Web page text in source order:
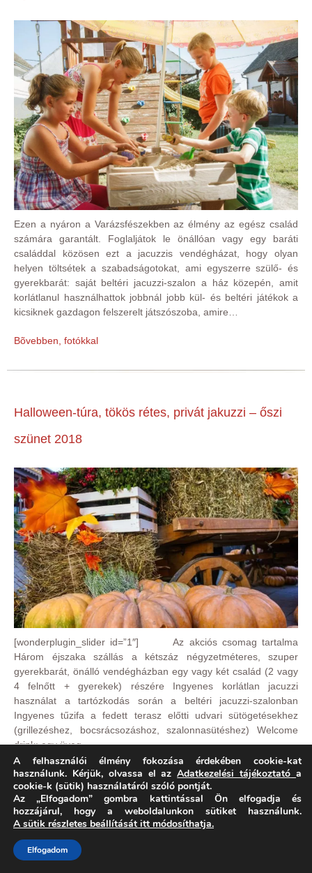
Ezen a nyáron a Varázsfészekben az élmény az egész család
számára garantált. Foglaljátok le önállóan vagy egy baráti
családdal közösen ezt a jacuzzis vendégházat, hogy olyan
helyen töltsétek a szabadságotokat, ami egyszerre szülő- és
gyerekbarát: saját beltéri jacuzzi-szalon a ház közepén, amit
korlátlanul használhattok jobbnál jobb kül- és beltéri játékok a
kicsiknek gazdagon felszerelt játszószoba, amire…
Bõvebben, fotókkal
Halloween-túra, tökös rétes, privát jakuzzi – őszi
szünet 2018
[wonderplugin_slider id=”1″] Az akciós csomag tartalma
Három éjszaka szállás a kétszáz négyzetméteres, szuper
gyerekbarát, önálló vendégházban egy vagy két család (2 vagy
4 felnőtt + gyerekek) részére Ingyenes korlátlan jacuzzi
használat a tartózkodás során a beltéri jacuzzi-szalonban
Ingyenes tűzifa a fedett terasz előtti udvari sütögetésekhez
(grillezéshez, bocsrácsozáshoz, szalonnasütéshez) Welcome
drink: egy üveg…
Bõvebben, fotókkal
Mesebeli advent 2019
A felhasználói élmény fokozása érdekében cookie-kat
használunk. Kérjük, olvassa el azAdatkezelési tájékoztató a
cookie-k (sütik) használatáról szóló pontját.
Az „Elfogadom” gombra kattintással Ön elfogadja és
hozzájárul, hogy a weboldalunkon sütiket használunk.
A sütik részletes beállítását itt módosíthatja.
Elfogadom